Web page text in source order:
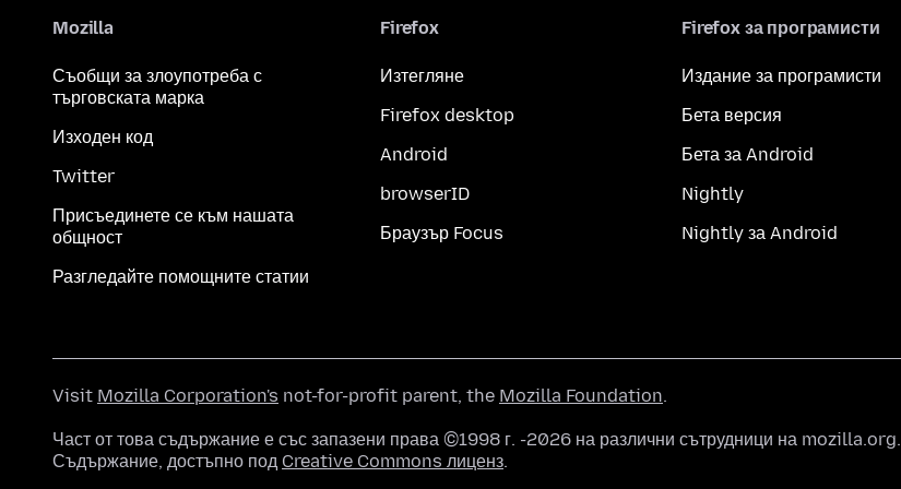
Mozilla
Съобщи за злоупотреба с
търговската марка
Изходен код
Twitter
Присъединете се към нашата
общност
Разгледайте помощните статии
Firefox
Изтегляне
Firefox desktop
Android
browserID
Браузър Focus
Firefox за програмисти
Издание за програмисти
Бета версия
Бета за Android
Nightly
Nightly за Android
Visit Mozilla Corporation's not-for-profit parent, the Mozilla Foundation.
Част от това съдържание е със запазени права ©1998 г. -2026 на различни сътрудници на mozilla.org.
Съдържание, достъпно под Creative Commons лиценз.